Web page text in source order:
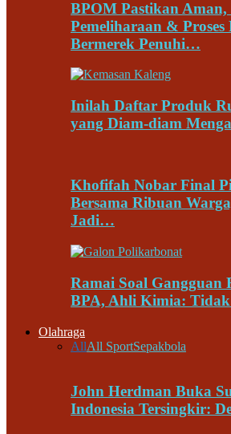
BPOM Pastikan Aman,
Pemeliharaan & Proses
Bermerek Penuhi…
Inilah Daftar Produk
yang Diam-diam
Khofifah Nobar Final
Bersama Ribuan
Jadi…
Ramai Soal Gangguan
BPA, Ahli Kimia:
Olahraga
AllAll SportSepakbola
John Herdman Buka
Indonesia Tersingkir: